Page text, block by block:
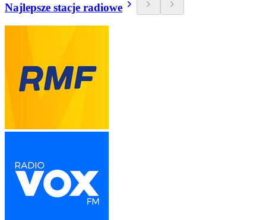
Najlepsze stacje radiowe